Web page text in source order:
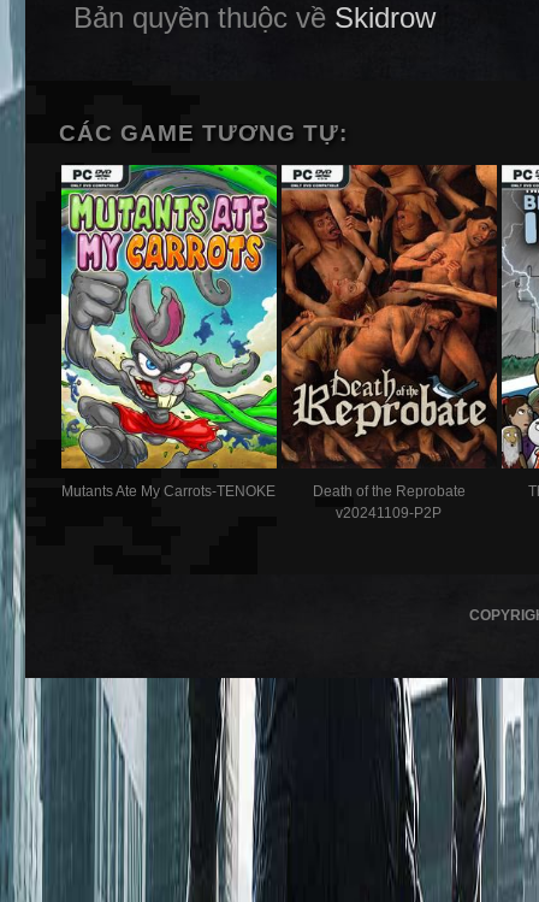
Bản quyền thuộc về Skidrow
CÁC GAME TƯƠNG TỰ:
Mutants Ate My Carrots-TENOKE
Death of the Reprobate
v20241109-P2P